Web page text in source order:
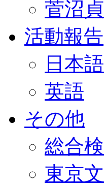
菅沼
活動報告
日本語
英語
その他
総合
東京